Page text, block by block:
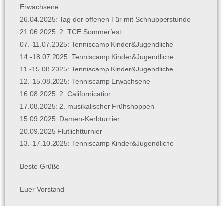
Erwachsene
26.04.2025: Tag der offenen Tür mit Schnupperstunde
21.06.2025: 2. TCE Sommerfest
07.-11.07.2025: Tenniscamp Kinder&Jugendliche
14.-18.07.2025: Tenniscamp Kinder&Jugendliche
11.-15.08.2025: Tenniscamp Kinder&Jugendliche
12.-15.08.2025: Tenniscamp Erwachsene
16.08.2025: 2. Californication
17.08.2025: 2. musikalischer Frühshoppen
15.09.2025: Damen-Kerbturnier
20.09.2025 Flutlichtturnier
13.-17.10.2025: Tenniscamp Kinder&Jugendliche
Beste Grüße
Euer Vorstand